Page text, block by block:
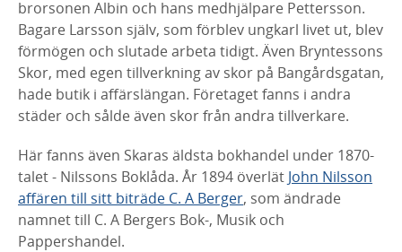
brorsonen Albin och hans medhjälpare Pettersson.
Bagare Larsson själv, som förblev ungkarl livet ut, blev
förmögen och slutade arbeta tidigt. Även Bryntessons
Skor, med egen tillverkning av skor på Bangårdsgatan,
hade butik i affärslängan. Företaget fanns i andra
städer och sålde även skor från andra tillverkare.
Här fanns även Skaras äldsta bokhandel under 1870-
talet - Nilssons Boklåda. År 1894 överlät John Nilsson
affären till sitt biträde C. A Berger, som ändrade
namnettill C. A Bergers Bok-, Musik och
Pappershandel.